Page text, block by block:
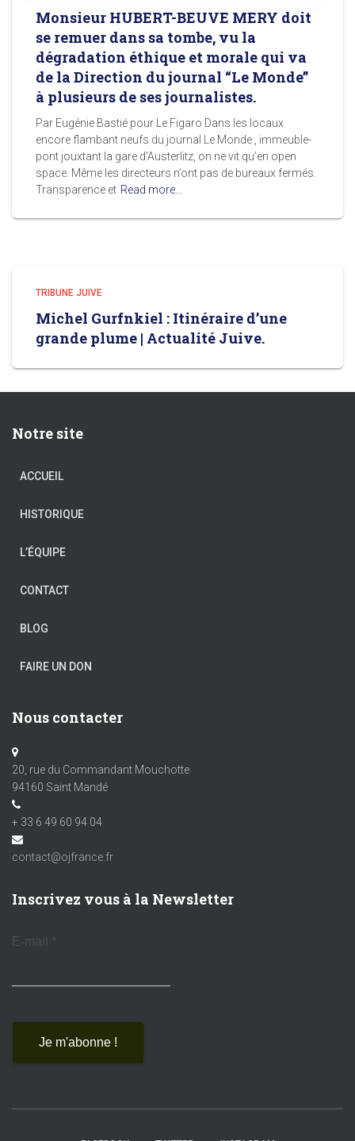
Monsieur HUBERT-BEUVE MERY doit
se remuer dans sa tombe, vu la
dégradation éthique et morale qui va
de la Direction du journal “Le Monde”
à plusieurs de ses journalistes.
Par Eugénie Bastié pour Le Figaro Dans les locaux
encore flambant neufs du journal Le Monde , immeuble-
pont jouxtant la gare d’Austerlitz, on ne vit qu’en open
space. Même les directeurs n’ont pas de bureaux fermés.
Transparence et Read more…
TRIBUNE JUIVE
Michel Gurfnkiel : Itinéraire d’une
grande plume | Actualité Juive.
Notre site
ACCUEIL
HISTORIQUE
L’ÉQUIPE
CONTACT
BLOG
FAIRE UN DON
Nous contacter
20, rue du Commandant Mouchotte
94160 Saint Mandé
+ 33 6 49 60 94 04
contact@ojfrance.fr
Inscrivez vous à la Newsletter
E-mail *